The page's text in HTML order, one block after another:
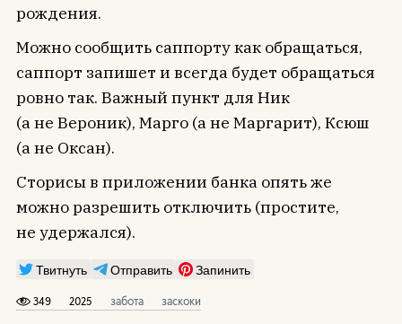
рождения.
Можно сообщить саппорту как обращаться,
саппорт запишет и всегда будет обращаться
ровно так. Важный пункт для Ник
(а не Вероник), Марго (а не Маргарит), Ксюш
(а не Оксан).
Сторисы в приложении банка опять же
можно разрешить отключить (простите,
не удержался).
Твитнуть Отправить Запинить
349 2025 забота заскоки